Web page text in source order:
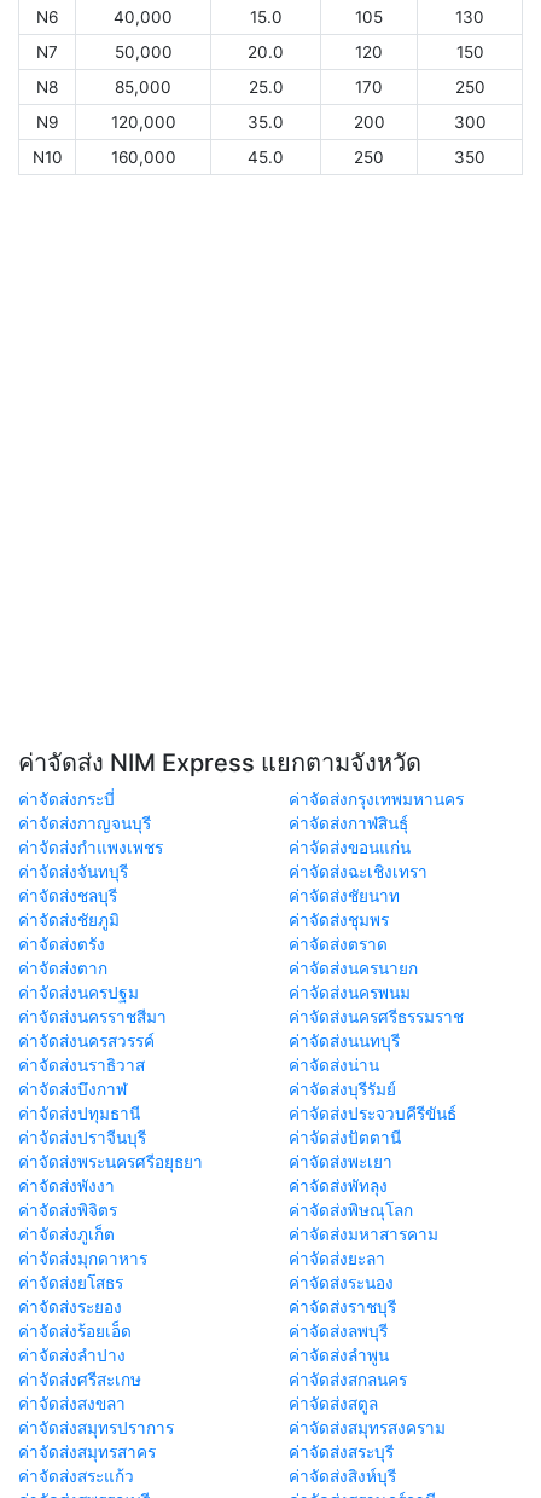
N6
40,000 15.0 105
130
N7
50,000 20.0 120
150
N8
85,000 25.0 170
250
N9
120,000 35.0 200
300
N10
160,000 45.0 250 350
ค่าจัดส่ง NIM Express แยกตามจังหวัด
ค่าจัดส่งกระบี่
ค่าจัดส่งกรุงเทพมหานคร
ค่าจัดส่งกาญจนบุรี
ค่าจัดส่งกาฬสินธุ์
ค่าจัดส่งกำแพงเพชร
ค่าจัดส่งขอนแก่น
ค่าจัดส่งจันทบุรี
ค่าจัดส่งฉะเชิงเทรา
ค่าจัดส่งชลบุรี
ค่าจัดส่งชัยนาท
ค่าจัดส่งชัยภูมิ
ค่าจัดส่งชุมพร
ค่าจัดส่งตรัง
ค่าจัดส่งตราด
ค่าจัดส่งตาก
ค่าจัดส่งนครนายก
ค่าจัดส่งนครปฐม
ค่าจัดส่งนครพนม
ค่าจัดส่งนครราชสีมา
ค่าจัดส่งนครศรีธรรมราช
ค่าจัดส่งนครสวรรค์
ค่าจัดส่งนนทบุรี
ค่าจัดส่งนราธิวาส
ค่าจัดส่งน่าน
ค่าจัดส่งบึงกาฬ
ค่าจัดส่งบุรีรัมย์
ค่าจัดส่งปทุมธานี
ค่าจัดส่งประจวบคีรีขันธ์
ค่าจัดส่งปราจีนบุรี
ค่าจัดส่งปัตตานี
ค่าจัดส่งพระนครศรีอยุธยา
ค่าจัดส่งพะเยา
ค่าจัดส่งพังงา
ค่าจัดส่งพัทลุง
ค่าจัดส่งพิจิตร
ค่าจัดส่งพิษณุโลก
ค่าจัดส่งภูเก็ต
ค่าจัดส่งมหาสารคาม
ค่าจัดส่งมุกดาหาร
ค่าจัดส่งยะลา
ค่าจัดส่งยโสธร
ค่าจัดส่งระนอง
ค่าจัดส่งระยอง
ค่าจัดส่งราชบุรี
ค่าจัดส่งร้อยเอ็ด
ค่าจัดส่งลพบุรี
ค่าจัดส่งลำปาง
ค่าจัดส่งลำพูน
ค่าจัดส่งศรีสะเกษ
ค่าจัดส่งสกลนคร
ค่าจัดส่งสงขลา
ค่าจัดส่งสตูล
ค่าจัดส่งสมุทรปราการ
ค่าจัดส่งสมุทรสงคราม
ค่าจัดส่งสมุทรสาคร
ค่าจัดส่งสระบุรี
ค่าจัดส่งสระแก้ว
ค่าจัดส่งสิงห์บุรี